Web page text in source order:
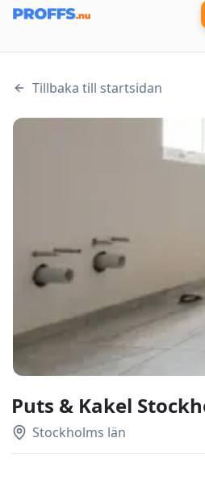
Tillbaka till startsidan
Puts & Kakel
Stockholms län